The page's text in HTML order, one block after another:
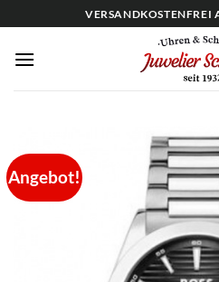
Inhalt
springen
VERSANDKOSTENFREI
Angebot!